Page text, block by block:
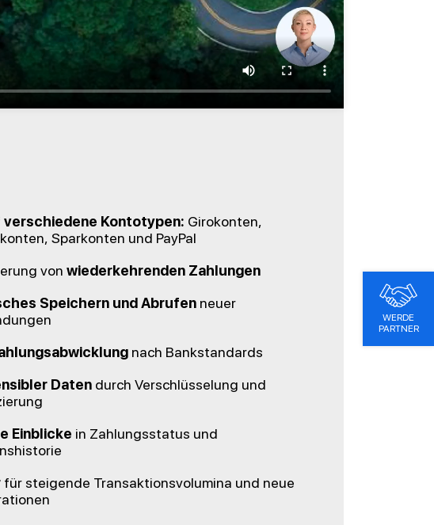
verschiedene Kontotypen: Girokonten,
Sparkonten und PayPal
von wiederkehrenden Zahlungen
Speichern und Abrufen neuer
nach Bankstandards
Daten durch Verschlüsselung und
Einblicke in Zahlungsstatus und
für steigende Transaktionsvolumina und neue
WERDE
PARTNER